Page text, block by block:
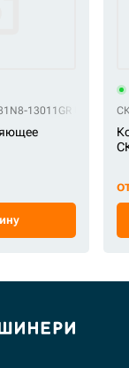
13011 GR UX102E3E